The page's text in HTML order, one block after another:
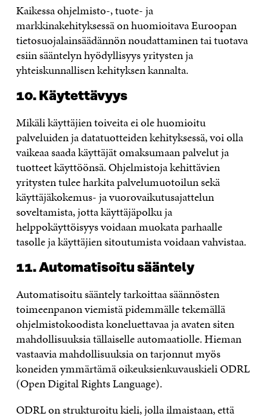
Kaikessa ohjelmisto-, tuote- ja
markkinakehityksessä on huomioitava Euroopan
tietosuojalainsäädännön noudattaminen tai tuotava
esiin sääntelyn hyödyllisyys yritysten ja
yhteiskunnallisen kehityksen kannalta.
10. Käytettävyys
Mikäli käyttäjien toiveita ei ole huomioitu
palveluiden ja datatuotteiden kehityksessä, voi olla
vaikeaa saada käyttäjät omaksumaan palvelut ja
tuotteet käyttöönsä. Ohjelmistoja kehittävien
yritysten tulee harkita palvelumuotoilun sekä
käyttäjäkokemus- ja vuorovaikutusajattelun
soveltamista, jotta käyttäjäpolku ja
helppokäyttöisyys voidaan muokata parhaalle
tasolle ja käyttäjien sitoutumista voidaan vahvistaa.
11. Automatisoitu sääntely
Automatisoitu sääntely tarkoittaa säännösten
toimeenpanon viemistä pidemmälle tekemällä
ohjelmistokoodista koneluettavaa ja avaten siten
mahdollisuuksia tällaiselle automaatiolle. Hieman
vastaavia mahdollisuuksia on tarjonnut myös
koneiden ymmärtämä oikeuksienkuvauskieli ODRL
(Open Digital Rights Language).
ODRL on strukturoitu kieli, jolla ilmaistaan, että